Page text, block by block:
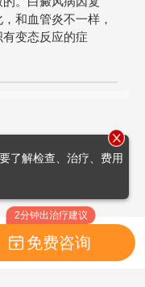
和血管炎不一样，
变态反应的症
2分钟出治疗建议
免费咨询
了解检查、治疗、费用